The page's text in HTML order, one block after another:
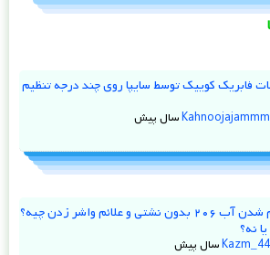
فابریک کوییک توسط سایپا روی چند درجه تنظیم
Kahnoojajammm
علت کم شدن آب ۲۰۶ بدون نشتی و علائم واشر زدن چیه؟
نه؟
Kazm_44